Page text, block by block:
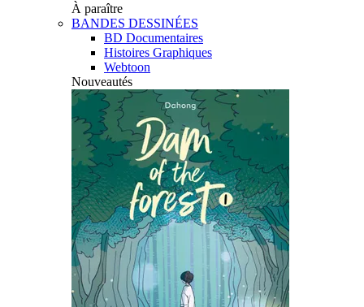
À paraître
BANDES DESSINÉES
BD Documentaires
Histoires Graphiques
Webtoon
Nouveautés